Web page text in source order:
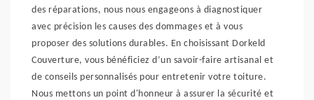
des réparations, nous nous engageons à diagnostiquer
avec précision les causes des dommages et à vous
proposer des solutions durables. En choisissant Dorkeld
Couverture, vous bénéficiez d’un savoir-faire artisanal et
de conseils personnalisés pour entretenir votre toiture.
Nous mettons un point d'honneur à assurer la sécurité et